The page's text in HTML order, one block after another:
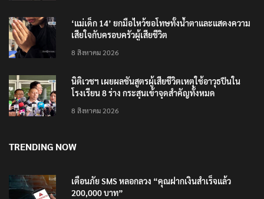
‘แม่เด็ก 14’ ยกมือไหว้ขอโทษทั้งน้ำตาและแสดงความ
เสียใจกับครอบครัวผู้เสียชีวิต
8 สิงหาคม 2026
นิติเวชฯ เผยผลชันสูตรผู้เสียชีวิตเหตุใช้อาวุธปืนใน
โรงเรียน 8 ร่าง กระสุนเข้าจุดสำคัญทั้งหมด
8 สิงหาคม 2026
TRENDING NOW
เตือนภัย SMS หลอกลวง “คุณฝากเงินสำเร็จแล้ว
200,000 บาท”